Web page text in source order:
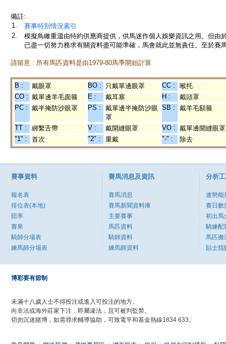
備註:
1.
賽事特別情況索引
2.
模擬鳥瞰重溫由特約供應商提供，供馬迷作個人娛樂資訊之用。但
已盡一切努力務求有關資料盡可能準確，馬會就此並無責任。至於賽
請留意 : 所有馬匹資料是由1979-80馬季開始計算
B : 戴眼罩 BO : 只戴單邊眼罩 CC :
喉托
CO : 戴單邊羊毛面箍 E : 戴耳塞 H :
戴頭罩
PC : 戴半掩防沙眼罩 PS :
戴單邊半掩防沙眼
罩
SB : 戴羊毛額箍
TT : 綁繫舌帶 V : 戴開縫眼罩 VO : 戴單邊開縫眼罩
"1" :
首次 "2" : 重戴 "-" : 除去
賽事資料
報名表
排位表(本地)
賠率
賽果
騎師分場表
練馬師分場表
賽馬消息及資訊
賽馬消息
賽馬新聞資料庫
主要賽事
馬匹資料
騎師資料
練馬師資料
分析
速勢能
賽日數
初出馬
騎練配
馬匹搬
貼士指
博彩要有節制
未滿十八歲人士不得投注或進入可投注的地方。
向非法或海外莊家下注，即屬違法，且可被判監禁。
切勿沉迷賭博，如需尋求輔導協助，可致電平和基金熱線1834 633。